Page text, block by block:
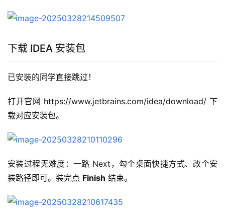
下载 IDEA 安装包
已安装的同学直接跳过！
打开官网 https://www.jetbrains.com/idea/download/ 下
载对应安装包。
安装过程无难度：一路 Next，勾个桌面快捷方式、改个安
装路径即可。装完点 Finish 结束。